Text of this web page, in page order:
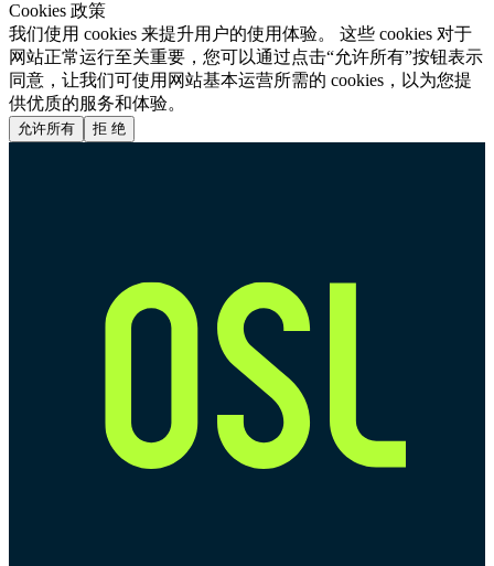
Cookies 政策
我们使用 cookies 来提升用户的使用体验。 这些 cookies 对于
网站正常运行至关重要，您可以通过点击“允许所有”按钮表示
同意，让我们可使用网站基本运营所需的 cookies，以为您提
供优质的服务和体验。
允许所有 拒 绝